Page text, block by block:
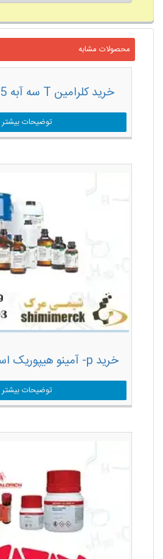
محصولات مشابه
خرید کلرامین T سه آبه 818705 مرک
توضیحات بیشتر
خرید p- آمینو هیپوریک اسید نمک سدیم
توضیحات بیشتر